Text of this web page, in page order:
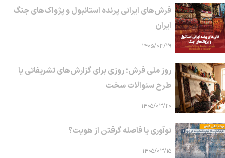
فرش‌های ایرانی پرنده استانبول و پژواک‌های جنگ
ایران
۱۴۰۵/۰۳/۲۹
روز ملی فرش؛ روزی برای گزارش‌های تشریفاتی یا
طرح سئوالات سخت
۱۴۰۵/۰۳/۲۰
نوآوری یا فاصله گرفتن از هویت؟
۱۴۰۵/۰۳/۱۵